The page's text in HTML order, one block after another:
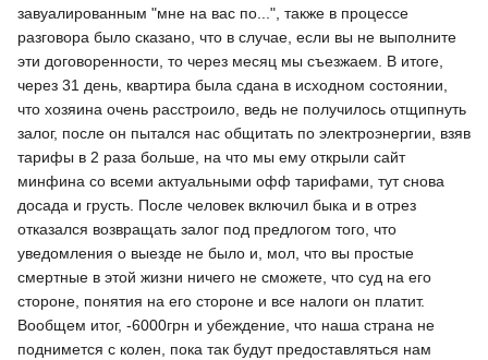
завуалированным "мне на вас по...", также в процессе
разговора было сказано, что в случае, если вы не выполните
эти договоренности, то через месяц мы съезжаем. В итоге,
через 31 день, квартира была сдана в исходном состоянии,
что хозяина очень расстроило, ведь не получилось отщипнуть
залог, после он пытался нас общитать по электроэнергии, взяв
тарифы в 2 раза больше, на что мы ему открыли сайт
минфина со всеми актуальными офф тарифами, тут снова
досада и грусть. После человек включил быка и в отрез
отказался возвращать залог под предлогом того, что
уведомления о выезде не было и, мол, что вы простые
смертные в этой жизни ничего не сможете, что суд на его
стороне, понятия на его стороне и все налоги он платит.
Вообщем итог, -6000грн и убеждение, что наша страна не
поднимется с колен, пока так будут предоставляться нам